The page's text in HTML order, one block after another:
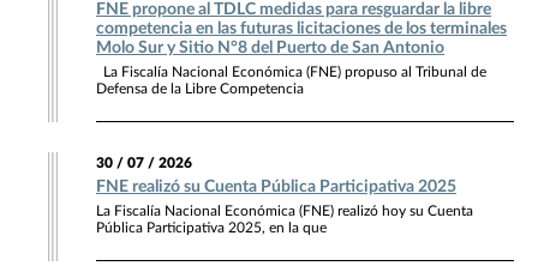
FNE propone al TDLC medidas para resguardar la libre
competencia en las futuras licitaciones de los terminales
Molo Sur y Sitio N°8 del Puerto de San Antonio
La Fiscalía Nacional Económica (FNE) propuso al Tribunal de
Defensa de la Libre Competencia
30 / 07 / 2026
FNE realizó su Cuenta Pública Participativa 2025
La Fiscalía Nacional Económica (FNE) realizó hoy su Cuenta
Pública Participativa 2025, en la que